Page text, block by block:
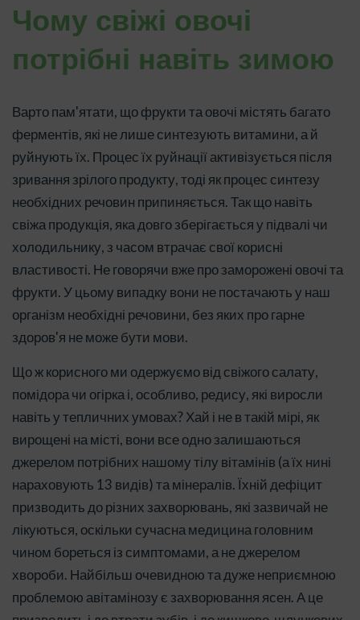
Чому свіжі овочі
потрібні навіть зимою
Варто пам'ятати, що фрукти та овочі містять багато
ферментів, які не лише синтезують витамини, а й
руйнують їх. Процес їх руйнації активізується після
зривання зрілого продукту, тоді як процес синтезу
необхідних речовин припиняється. Так що навіть
свіжа продукція, яка довго зберігається у підвалі чи
холодильнику, з часом втрачає свої корисні
властивості. Не говорячи вже про заморожені овочі та
фрукти. У цьому випадку вони не постачають у наш
організм необхідні речовини, без яких про гарне
здоров'я не може бути мови.
Що ж корисного ми одержуємо від свіжого салату,
помідора чи огірка і, особливо, редису, які виросли
навіть у тепличних умовах? Хай і не в такій мірі, як
вирощені на місті, вони все одно залишаються
джерелом потрібних нашому тілу вітамінів (а їх нині
нараховують 13 видів) та мінералів. Їхній дефіцит
призводить до різних захворювань, які зазвичай не
лікуються, оскільки сучасна медицина головним
чином бореться із симптомами, а не джерелом
хвороби. Найбільш очевидною та дуже неприємною
проблемою авітамінозу є захворювання ясен. А це